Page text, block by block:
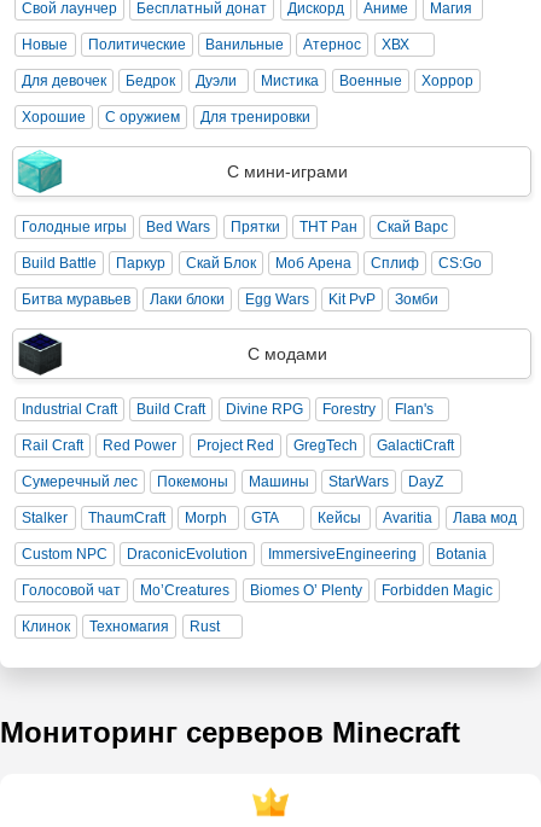
Свой лаунчер Бесплатный донат Дискорд Аниме Магия
Новые Политические Ванильные Атернос ХВХ
Для девочек Бедрок Дуэли Мистика Военные Хоррор
Хорошие С оружием Для тренировки
С мини-играми
Голодные игры Bed Wars Прятки ТНТ Ран Скай Варс
Build Battle Паркур Скай Блок Моб Арена Сплиф CS:Go
Битва муравьев Лаки блоки Egg Wars Kit PvP Зомби
С модами
Industrial Craft Build Craft Divine RPG Forestry Flan's
Rail Craft Red Power Project Red GregTech GalactiCraft
Сумеречный лес Покемоны Машины StarWars DayZ
Stalker ThaumCraft Morph GTA Кейсы Avaritia Лава мод
Custom NPC DraconicEvolution ImmersiveEngineering Botania
Голосовой чат Mo’Creatures Biomes O’ Plenty Forbidden Magic
Клинок Техномагия Rust
Мониторинг серверов Minecraft